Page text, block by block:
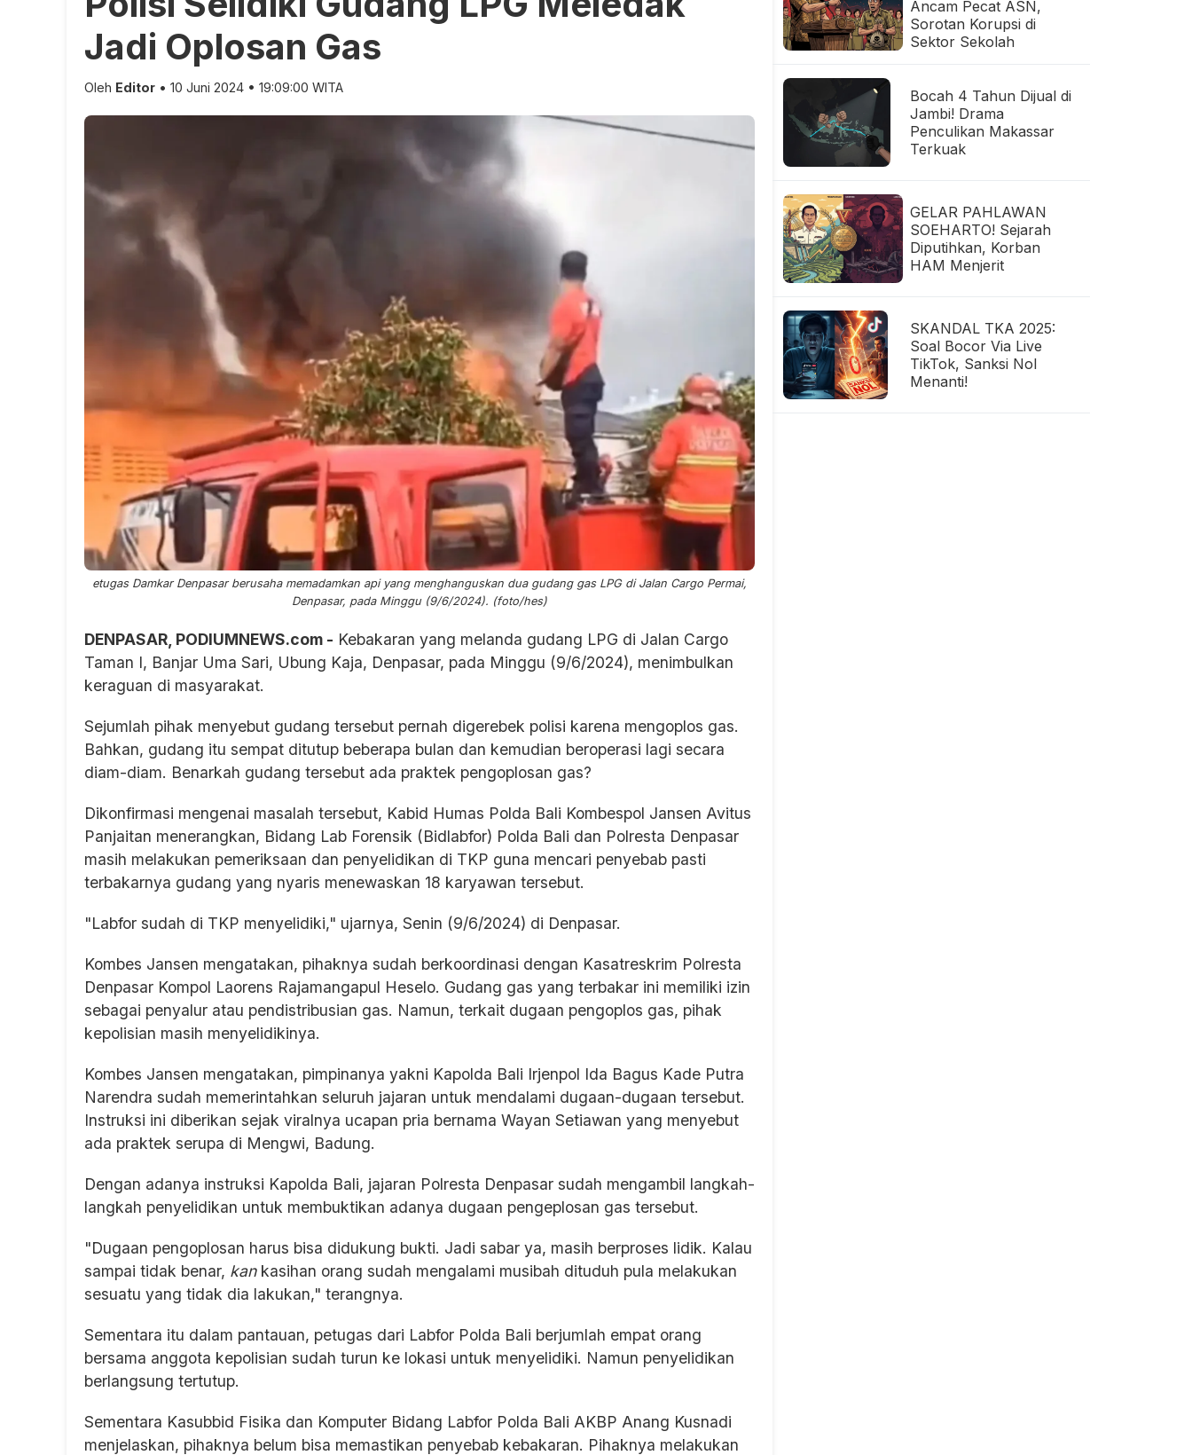
Jadi Oplosan Gas
Oleh Editor • 10 Juni 2024 • 19:09:00 WITA
etugas Damkar Denpasar berusaha memadamkan api yang menghanguskan dua gudang gas LPG di Jalan Cargo Permai,
Denpasar, pada Minggu (9/6/2024). (foto/hes)
DENPASAR, PODIUMNEWS.com - Kebakaran yang melanda gudang LPG di Jalan Cargo
Taman I, Banjar Uma Sari, Ubung Kaja, Denpasar, pada Minggu (9/6/2024), menimbulkan
keraguan di masyarakat.
Sejumlah pihak menyebut gudang tersebut pernah digerebek polisi karena mengoplos gas.
Bahkan, gudang itu sempat ditutup beberapa bulan dan kemudian beroperasi lagi secara
diam-diam. Benarkah gudang tersebut ada praktek pengoplosan gas?
Dikonfirmasi mengenai masalah tersebut, Kabid Humas Polda Bali Kombespol Jansen Avitus
Panjaitan menerangkan, Bidang Lab Forensik (Bidlabfor) Polda Bali dan Polresta Denpasar
masih melakukan pemeriksaan dan penyelidikan di TKP guna mencari penyebab pasti
terbakarnya gudang yang nyaris menewaskan 18 karyawan tersebut.
"Labfor sudah di TKP menyelidiki," ujarnya, Senin (9/6/2024) di Denpasar.
Kombes Jansen mengatakan, pihaknya sudah berkoordinasi dengan Kasatreskrim Polresta
Denpasar Kompol Laorens Rajamangapul Heselo. Gudang gas yang terbakar ini memiliki izin
sebagai penyalur atau pendistribusian gas. Namun, terkait dugaan pengoplos gas, pihak
kepolisian masih menyelidikinya.
Kombes Jansen mengatakan, pimpinanya yakni Kapolda Bali Irjenpol Ida Bagus Kade Putra
Narendra sudah memerintahkan seluruh jajaran untuk mendalami dugaan-dugaan tersebut.
Instruksi ini diberikan sejak viralnya ucapan pria bernama Wayan Setiawan yang menyebut
ada praktek serupa di Mengwi, Badung.
Dengan adanya instruksi Kapolda Bali, jajaran Polresta Denpasar sudah mengambil langkah-
langkah penyelidikan untuk membuktikan adanya dugaan pengeplosan gas tersebut.
"Dugaan pengoplosan harus bisa didukung bukti. Jadi sabar ya, masih berproses lidik. Kalau
sampai tidak benar, kankasihan orang sudah mengalami musibah dituduh pula melakukan
sesuatu yang tidak dia lakukan," terangnya.
Sementara itu dalam pantauan, petugas dari Labfor Polda Bali berjumlah empat orang
bersama anggota kepolisian sudah turun ke lokasi untuk menyelidiki. Namun penyelidikan
berlangsung tertutup.
Sementara Kasubbid Fisika dan Komputer Bidang Labfor Polda Bali AKBP Anang Kusnadi
menjelaskan, pihaknya belum bisa memastikan penyebab kebakaran. Pihaknya melakukan
Ancam Pecat ASN,
Sorotan Korupsi di
Sektor Sekolah
Bocah 4 Tahun Dijual di
Jambi! Drama
Penculikan Makassar
Terkuak
GELAR PAHLAWAN
SOEHARTO! Sejarah
Diputihkan, Korban
HAM Menjerit
SKANDAL TKA 2025:
Soal Bocor Via Live
TikTok, Sanksi Nol
Menanti!